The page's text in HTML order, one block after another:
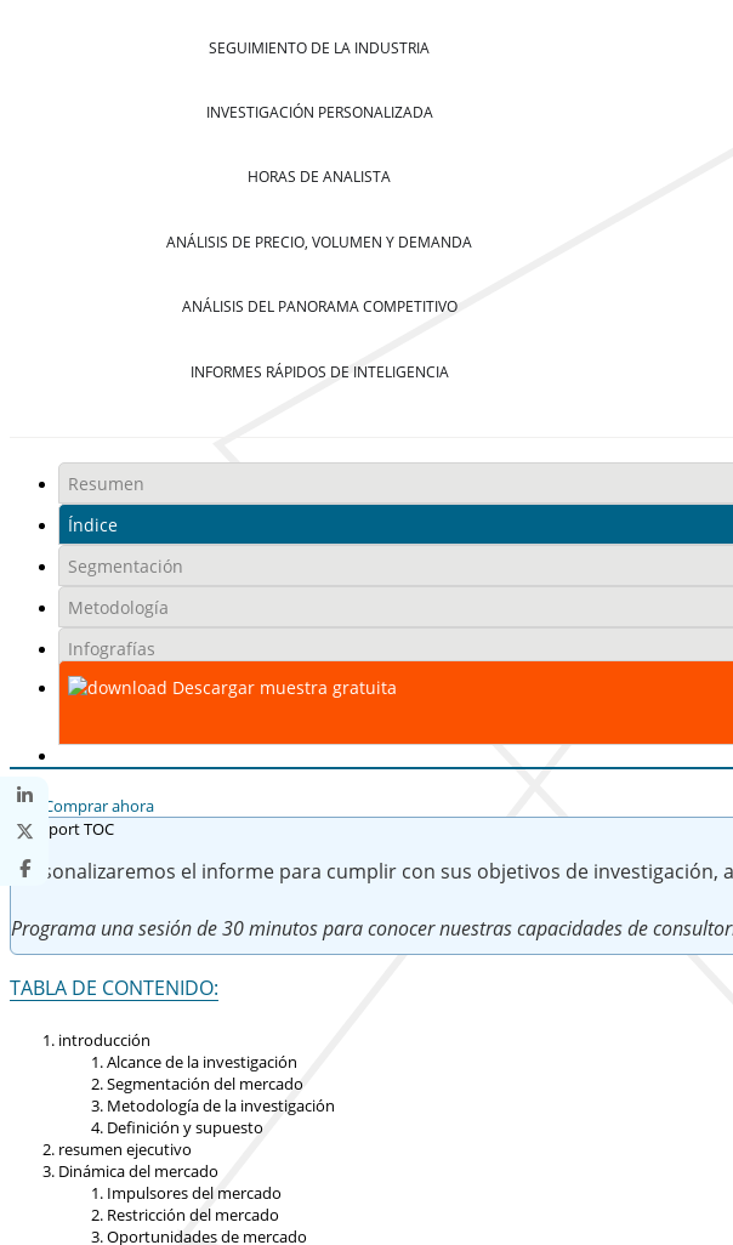
SEGUIMIENTO DE LA INDUSTRIA
INVESTIGACIÓN PERSONALIZADA
HORAS DE ANALISTA
ANÁLISIS DE PRECIO, VOLUMEN Y DEMANDA
ANÁLISIS DEL PANORAMA COMPETITIVO
INFORMES RÁPIDOS DE INTELIGENCIA
Resumen
Índice
Segmentación
Metodología
Infografías
Descargar muestra gratuita
Comprar ahora
Personalizaremos el informe para cumplir con sus objetivos de
Programa una sesión de 30 minutos para conocer nuestras capacidades de
TABLA DE CONTENIDO:
introducción
Alcance de la investigación
Segmentación del mercado
Metodología de la investigación
Definición y supuesto
resumen ejecutivo
Dinámica del mercado
Impulsores del mercado
Restricción del mercado
Oportunidades de mercado